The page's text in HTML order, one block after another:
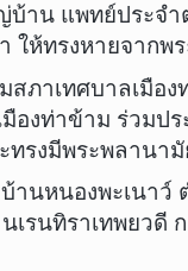
น แพทย์ประจำ
ห้ทรงหายจากพ
ภาเทศบาลเมือ
องท่าข้าม ร่วมป
ทรงมีพระพลานา
นหนองพะเนาว์
นเรนทิราเทพย